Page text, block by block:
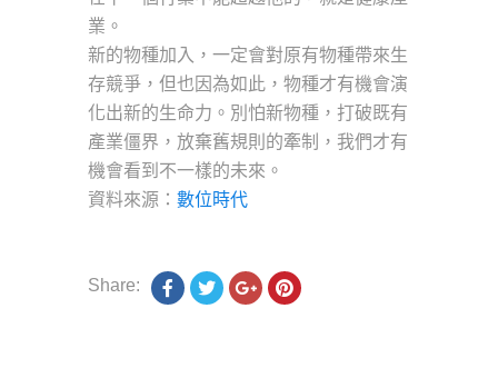
業。
新的物種加入，一定會對原有物種帶來生
存競爭，但也因為如此，物種才有機會演
化出新的生命力。別怕新物種，打破既有
產業僵界，放棄舊規則的牽制，我們才有
機會看到不一樣的未來。
資料來源： 數位時代
Share: